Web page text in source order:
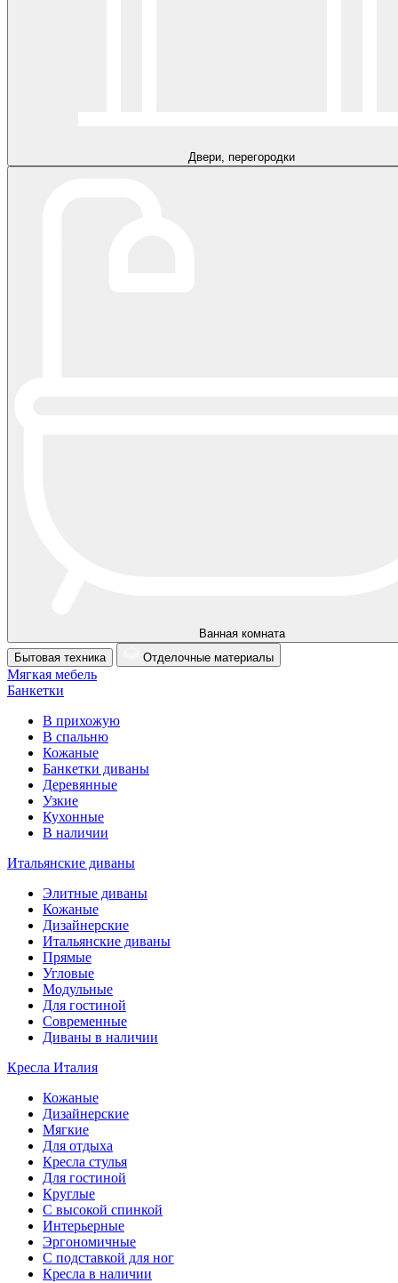
Двери, перегородки
Ванная комната
Бытовая техника
Отделочные материалы
Мягкая мебель
Банкетки
В прихожую
В спальню
Кожаные
Банкетки диваны
Деревянные
Узкие
Кухонные
В наличии
Итальянские диваны
Элитные диваны
Кожаные
Дизайнерские
Итальянские диваны
Прямые
Угловые
Модульные
Для гостиной
Современные
Диваны в наличии
Кресла Италия
Кожаные
Дизайнерские
Мягкие
Для отдыха
Кресла стулья
Для гостиной
Круглые
С высокой спинкой
Интерьерные
Эргономичные
С подставкой для ног
Кресла в наличии